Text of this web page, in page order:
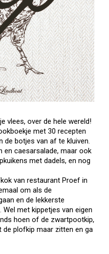
vlees, over de hele wereld!
met 30 recepten
de botjes van af te kluiven.
en caesarsalade, maar ook
met dadels, en nog
van restaurant Proef in
om als de
en de lekkerste
met kippetjes van eigen
hoen of de zwartpootkip,
de plofkip maar zitten en ga